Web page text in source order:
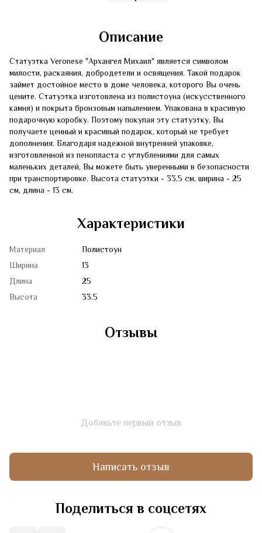
Описание
Статуэтка Veronese "Архангел Михаил" является символом
милости, раскаяния, добродетели и освящения. Такой подарок
займет достойное место в доме человека, которого Вы очень
цените. Статуэтка изготовлена из полистоуна (искусственного
камня) и покрыта бронзовым напылением. Упакована в красивую
подарочную коробку. Поэтому покупая эту статуэтку, Вы
получаете ценный и красивый подарок, который не требует
дополнения. Благодаря надежной внутренней упаковке,
изготовленной из пенопласта с углублениями для самых
маленьких деталей, Вы можете быть уверенными в безопасности
при транспортировке. Высота статуэтки - 33,5 см, ширина - 25
см, длина - 13 см.
Характеристики
Материал
Полистоун
Ширина
13
Длина
25
Высота
33.5
Отзывы
Добавьте первый отзыв
Написать отзыв
Поделиться в соцсетях